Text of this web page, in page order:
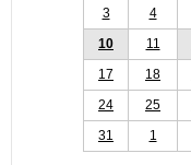
3
4
10
11
17
18
24
25
31
1